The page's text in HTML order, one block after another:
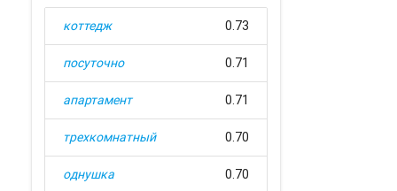
коттедж 0.73
посуточно 0.71
апартамент 0.71
трехкомнатный 0.70
однушка 0.70